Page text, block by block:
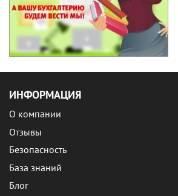
ИНФОРМАЦИЯ
О компании
Отзывы
Безопасность
База знаний
Блог